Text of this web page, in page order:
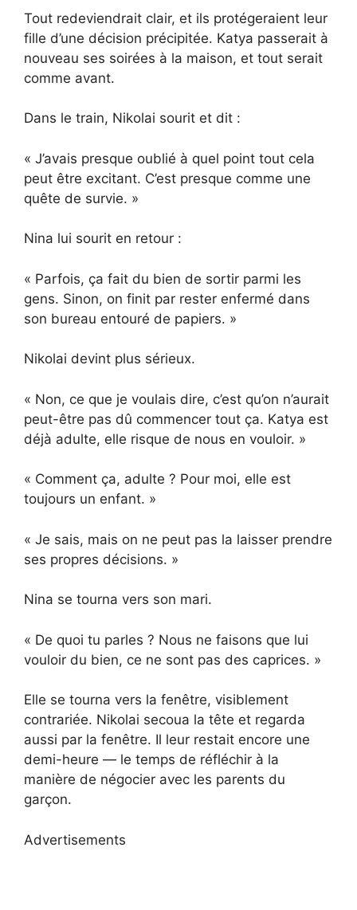
Tout redeviendrait clair, et ils protégeraient leur
fille d’une décision précipitée. Katya passerait à
nouveau ses soirées à la maison, et tout serait
comme avant.
Dans le train, Nikolai sourit et dit :
« J’avais presque oublié à quel point tout cela
peut être excitant. C’est presque comme une
quête de survie. »
Nina lui sourit en retour :
« Parfois, ça fait du bien de sortir parmi les
gens. Sinon, on finit par rester enfermé dans
son bureau entouré de papiers. »
Nikolai devint plus sérieux.
« Non, ce que je voulais dire, c’est qu’on n’aurait
peut-être pas dû commencer tout ça. Katya est
déjà adulte, elle risque de nous en vouloir. »
« Comment ça, adulte ? Pour moi, elle est
toujours un enfant. »
« Je sais, mais on ne peut pas la laisser prendre
ses propres décisions. »
Nina se tourna vers son mari.
« De quoi tu parles ? Nous ne faisons que lui
vouloir du bien, ce ne sont pas des caprices. »
Elle se tourna vers la fenêtre, visiblement
contrariée. Nikolai secoua la tête et regarda
aussi par la fenêtre. Il leur restait encore une
demi-heure — le temps de réfléchir à la
manière de négocier avec les parents du
garçon.
Advertisements